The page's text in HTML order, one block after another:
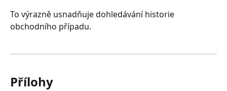
To výrazně usnadňuje dohledávání historie
obchodního případu.
Přílohy